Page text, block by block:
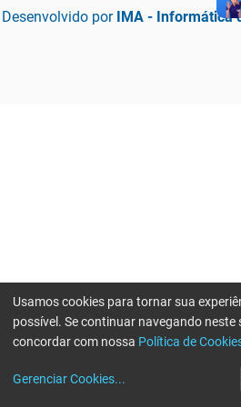
Desenvolvido por IMA - Informática
Usamos cookies para tornar sua
possível. Se continuar navegando neste
concordar com nossa Política de
Gerenciar Cookies...
Erro ao enviar informações, por favor